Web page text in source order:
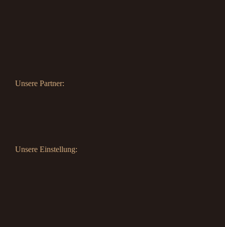
Unsere Partner:
Unsere Einstellung: